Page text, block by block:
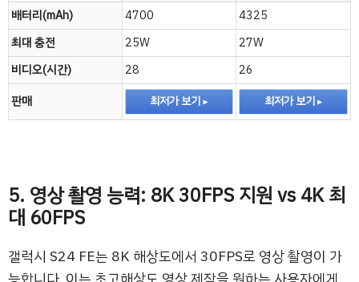
배터리(mAh)
4700
4325
최대 충전
25W
27W
비디오(시간)
28
26
판매
최저가 보기 최저가 보기
5. 영상 촬영 능력: 8K 30FPS 지원 vs 4K 최
대 60FPS
갤럭시 S24 FE는 8K 해상도에서 30FPS로 영상 촬영이 가